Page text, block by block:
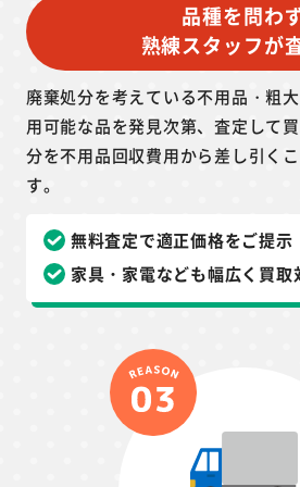
品種を問わ
熟練スタッフが
廃棄処分を考えている不用品・粗
用可能な品を発見次第、査定して
分を不用品回収費用から差し引く
す。
無料査定で適正価格をご提示
家具・家電なども幅広く買取